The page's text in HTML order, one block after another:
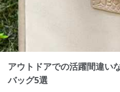
アウトドアでの活躍間違い
バッグ5選